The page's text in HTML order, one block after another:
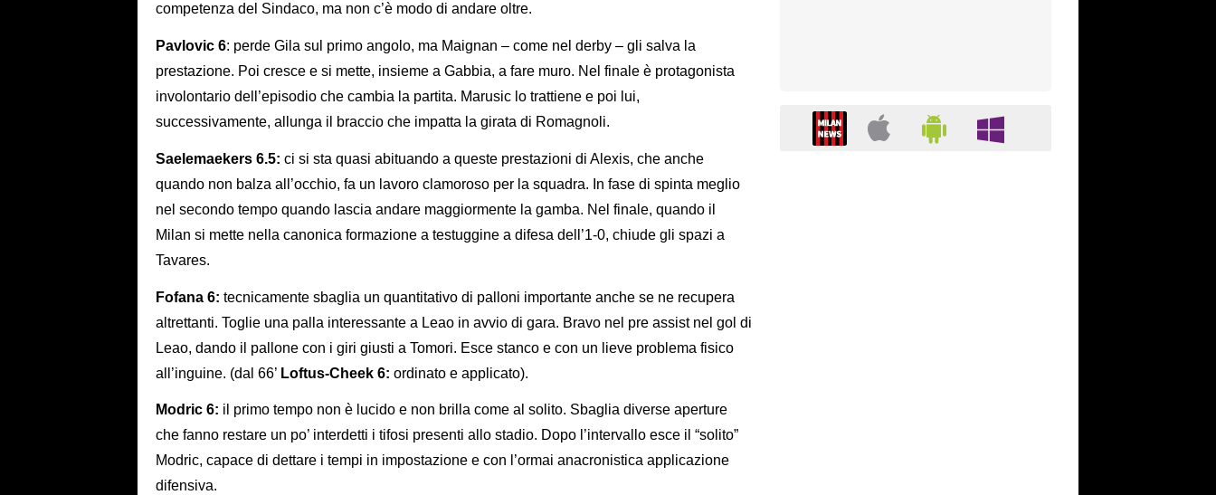
competenza del Sindaco, ma non c’è modo di andare oltre.
Pavlovic 6: perde Gila sul primo angolo, ma Maignan – come nel derby – gli salva la
prestazione. Poi cresce e si mette, insieme a Gabbia, a fare muro. Nel finale è protagonista
involontario dell’episodio che cambia la partita. Marusic lo trattiene e poi lui,
successivamente, allunga il braccio che impatta la girata di Romagnoli.
Saelemaekers 6.5: ci si sta quasi abituando a queste prestazioni di Alexis, che anche
quando non balza all’occhio, fa un lavoro clamoroso per la squadra. In fase di spinta meglio
nel secondo tempo quando lascia andare maggiormente la gamba. Nel finale, quando il
Milan si mette nella canonica formazione a testuggine a difesa dell’1-0, chiude gli spazi a
Tavares.
Fofana 6: tecnicamente sbaglia un quantitativo di palloni importante anche se ne recupera
altrettanti. Toglie una palla interessante a Leao in avvio di gara. Bravo nel pre assist nel gol di
Leao, dando il pallone con i giri giusti a Tomori. Esce stanco e con un lieve problema fisico
all’inguine. (dal 66’ Loftus-Cheek 6: ordinato e applicato).
Modric 6: il primo tempo non è lucido e non brilla come al solito. Sbaglia diverse aperture
che fanno restare un po’ interdetti i tifosi presenti allo stadio. Dopo l’intervallo esce il “solito”
Modric, capace di dettare i tempi in impostazione e con l’ormai anacronistica applicazione
difensiva.